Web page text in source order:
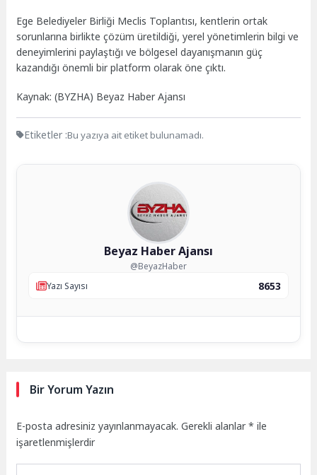
Ege Belediyeler Birliği Meclis Toplantısı, kentlerin ortak
sorunlarına birlikte çözüm üretildiği, yerel yönetimlerin bilgi ve
deneyimlerini paylaştığı ve bölgesel dayanışmanın güç
kazandığı önemli bir platform olarak öne çıktı.
Kaynak: (BYZHA) Beyaz Haber Ajansı
Etiketler :Bu yazıya ait etiket bulunamadı.
Beyaz Haber Ajansı
@BeyazHaber
Yazı Sayısı
8653
Bir Yorum Yazın
E-posta adresiniz yayınlanmayacak. Gerekli alanlar* ile
işaretlenmişlerdir